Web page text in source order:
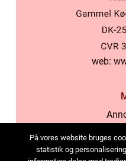
web:
På vores website bruges
statistik og